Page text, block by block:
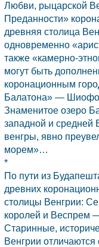
Любви, рыцарской
Преданности»
древняя столица
одновременно
также «камерно-
могут быть
коронационным
Балатона» —
Знаменитое озеро
западной и
венгры, явно
морем»…
*
По пути из
древних
столицы Венгрии:
королей и Веспрем
Старинные,
Венгрии отличаются